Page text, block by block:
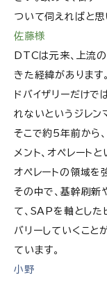
ついて伺えればと思
佐藤様
DTCは元来、上流
きた経緯があります
ドバイザリーだけで
れないというジレン
そこで約5年前から
メント、オペレート
オペレートの領域を
その中で、基幹刷新
て、SAPを軸とし
バリーしていくこと
ています。
小野